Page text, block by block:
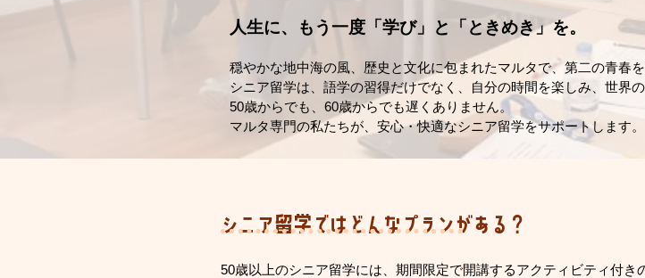
人生に、もう一度「学び」と「ときめき」を。
穏やかな地中海の風、歴史と文化に包まれたマルタで、第二の青春
シニア留学は、語学の習得だけでなく、自分の時間を楽しみ、世界
50歳からでも、60歳からでも遅くありません。
マルタ専門の私たちが、安心・快適なシニア留学をサポートします。
シニア留学ではどんなプランがある？
50歳以上のシニア留学には、期間限定で開講するアクティビティ付